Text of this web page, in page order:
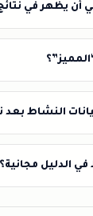
أن يظهر في
النشاط بعد
الدليل مجانية؟